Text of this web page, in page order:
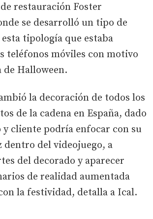
restauración Foster
se desarrolló un tipo de
tipología que estaba
teléfonos móviles con motivo
de Halloween.
la decoración de todos los
de la cadena en España, dado
y cliente podría enfocar con su
dentro del videojuego, a
del decorado y aparecer
de realidad aumentada
la festividad, detalla a Ical.